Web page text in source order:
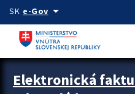
Preskocit na hlavný obsah
SK e-Govarrow_drop_down
Zastavit automatický posun
Elektronická